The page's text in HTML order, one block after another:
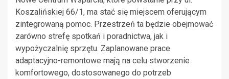
Koszalińskiej 66/1, ma stać się miejscem oferującym
zintegrowaną pomoc. Przestrzeń ta będzie obejmować
zarówno strefę spotkań i poradnictwa, jak i
wypożyczalnię sprzętu. Zaplanowane prace
adaptacyjno-remontowe mają na celu stworzenie
komfortowego, dostosowanego do potrzeb